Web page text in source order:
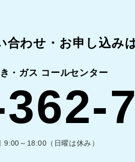
合わせ・ お申し込み
・ガス コールセンター
9:00～18:00（日曜は休み）